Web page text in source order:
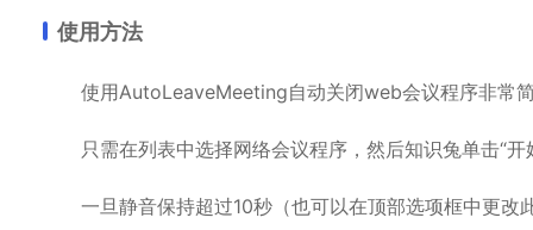
使用方法
使用AutoLeaveMeeting自动关闭web会议程序非常简
只需在列表中选择网络会议程序，然后知识兔单击“开
一旦静音保持超过10秒（也可以在顶部选项框中更改